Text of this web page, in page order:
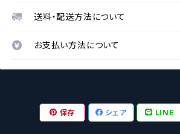
送料・配送方法について
お支払い方法について
保存 シェア LINE